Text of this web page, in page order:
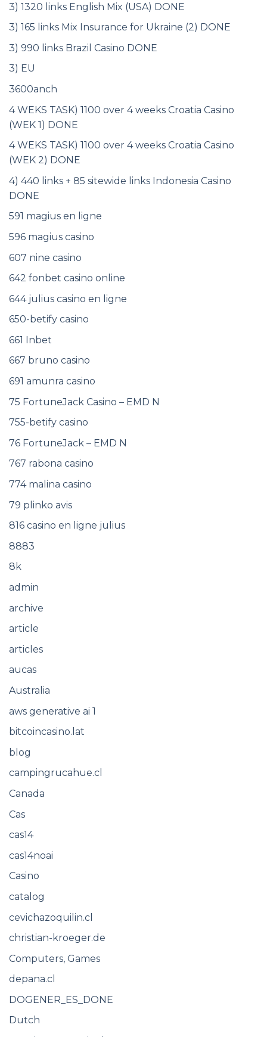
3) 1320 links English Mix (USA) DONE
3) 165 links Mix Insurance for Ukraine (2) DONE
3) 990 links Brazil Casino DONE
3) EU
3600anch
4 WEKS TASK) 1100 over 4 weeks Croatia Casino
(WEK 1) DONE
4 WEKS TASK) 1100 over 4 weeks Croatia Casino
(WEK 2) DONE
4) 440 links + 85 sitewide links Indonesia Casino
DONE
591 magius en ligne
596 magius casino
607 nine casino
642 fonbet casino online
644 julius casino en ligne
650-betify casino
661 Inbet
667 bruno casino
691 amunra casino
75 FortuneJack Casino – EMD N
755-betify casino
76 FortuneJack – EMD N
767 rabona casino
774 malina casino
79 plinko avis
816 casino en ligne julius
8883
8k
admin
archive
article
articles
aucas
Australia
aws generative ai 1
bitcoincasino.lat
blog
campingrucahue.cl
Canada
Cas
cas14
cas14noai
Casino
catalog
cevichazoquilin.cl
christian-kroeger.de
Computers, Games
depana.cl
DOGENER_ES_DONE
Dutch